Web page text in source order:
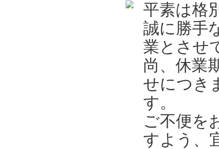
平素は格
誠に勝手
業とさせ
尚、休業
せにつき
す。
ご不便を
すよう、